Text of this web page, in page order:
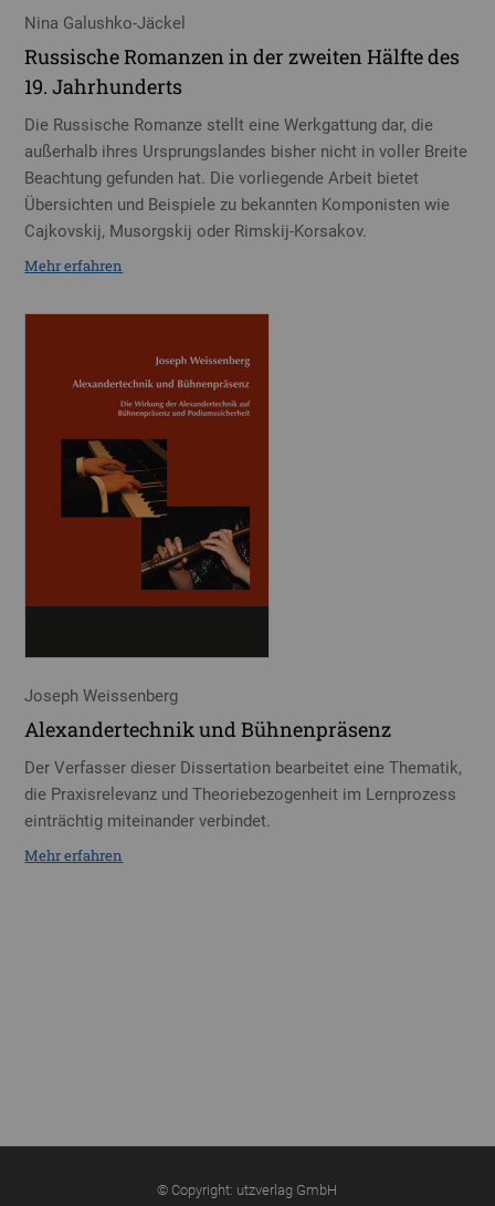
Nina Galushko-Jäckel
Russische Romanzen in der zweiten Hälfte des
19. Jahrhunderts
Die Russische Romanze stellt eine Werkgattung dar, die
außerhalb ihres Ursprungslandes bisher nicht in voller Breite
Beachtung gefunden hat. Die vorliegende Arbeit bietet
Übersichten und Beispiele zu bekannten Komponisten wie
Cajkovskij, Musorgskij oder Rimskij-Korsakov.
Mehr erfahren
Joseph Weissenberg
Alexandertechnik und Bühnenpräsenz
Der Verfasser dieser Dissertation bearbeitet eine Thematik,
die Praxisrelevanz und Theoriebezogenheit im Lernprozess
einträchtig miteinander verbindet.
Mehr erfahren
© Copyright: utzverlag GmbH